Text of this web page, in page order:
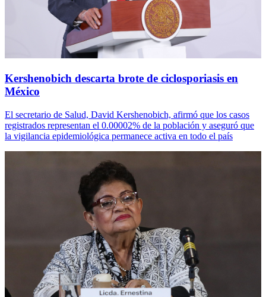
Kershenobich descarta brote de ciclosporiasis en
México
El secretario de Salud, David Kershenobich, afirmó que los casos
registrados representan el 0.00002% de la población y aseguró que
la vigilancia epidemiológica permanece activa en todo el país